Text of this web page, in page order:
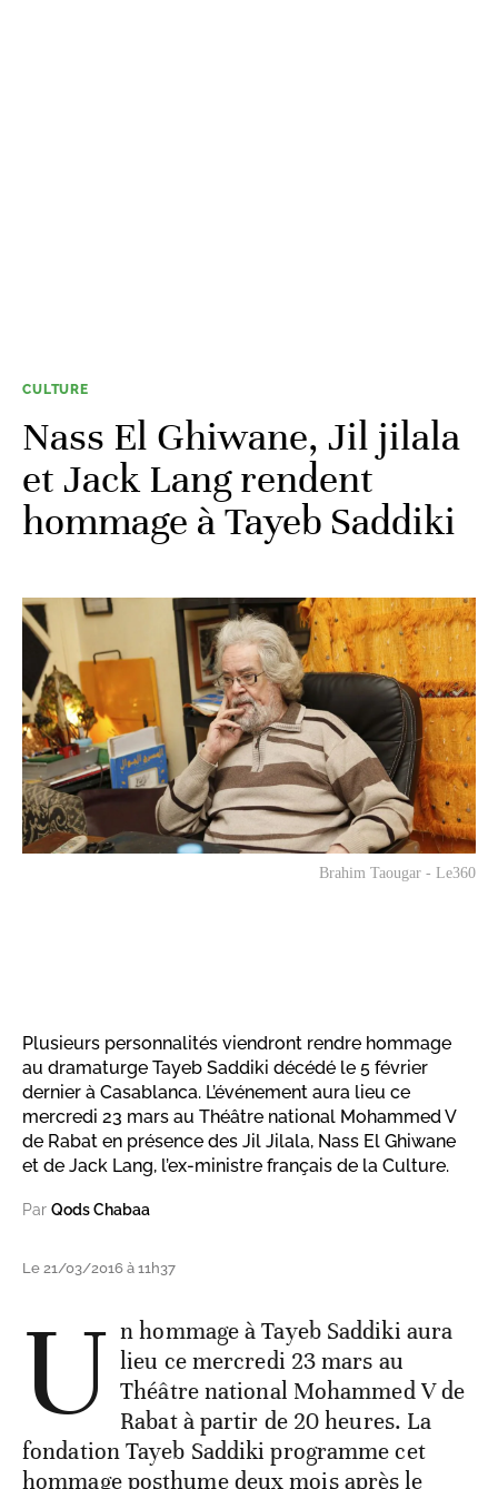
CULTURE
Nass El Ghiwane, Jil jilala
et Jack Lang rendent
hommage à Tayeb Saddiki
Brahim Taougar - Le360
Plusieurs personnalités viendront rendre hommage
au dramaturge Tayeb Saddiki décédé le 5 février
dernier à Casablanca. L’événement aura lieu ce
mercredi 23 mars au Théâtre national Mohammed V
de Rabat en présence des Jil Jilala, Nass El Ghiwane
et de Jack Lang, l’ex-ministre français de la Culture.
Par Qods Chabaa
Le 21/03/2016 à 11h37
U n hommage à Tayeb Saddiki aura
lieu ce mercredi 23 mars au
Théâtre national Mohammed V de
Rabat à partir de 20 heures. La
fondation Tayeb Saddiki programme cet
hommage posthume deux mois après le